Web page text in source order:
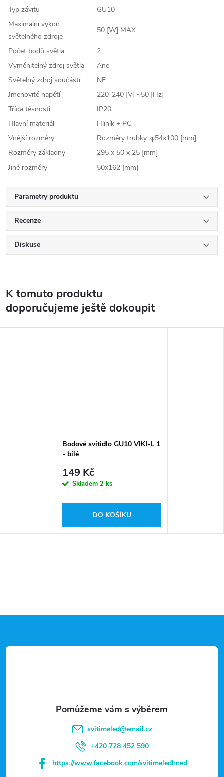
Typ závitu
GU10
Maximální výkon
světelného zdroje
50 [W] MAX
Počet bodů světla
2
Vyměnitelný zdroj světla
Ano
Světelný zdroj součástí
NE
Jmenovité napětí
220-240 [V] ~50 [Hz]
Třída těsnosti
IP20
Hlavní materiál
Hliník + PC
Vnější rozměry
Rozměry trubky: φ54x100 [mm]
Rozměry základny
295 x 50 x 25 [mm]
Jiné rozměry
50x162 [mm]
Parametry produktu
Recenze
Diskuse
K tomuto produktu
doporučujeme ještě dokoupit
Bodové svítidlo GU10 VIKI-L 1
- bílé
149 Kč
Skladem 2 ks
DO KOŠÍKU
á
svitimeled@email.cz
+420 728 452 590
https://www.facebook.com/svitimeledhned